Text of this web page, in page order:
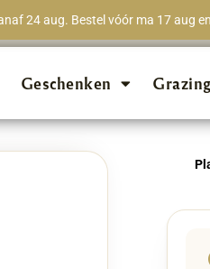
24 aug. Bestel vóór ma 17 aug
Geschenken